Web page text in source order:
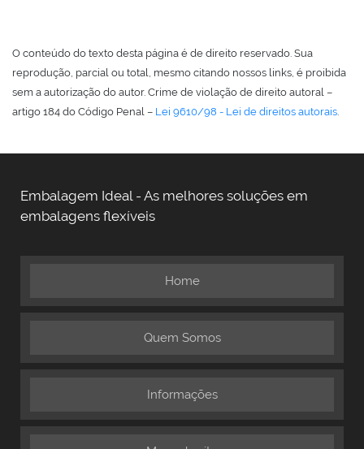
O conteúdo do texto desta página é de direito reservado. Sua
reprodução, parcial ou total, mesmo citando nossos links, é proibida
sem a autorização do autor. Crime de violação de direito autoral –
artigo 184 do Código Penal – Lei 9610/98 - Lei de direitos autorais.
Embalagem Ideal - As melhores soluções em
embalagens flexíveis
Home
Quem Somos
Informações